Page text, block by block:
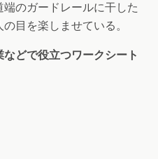
のガードレールに干した
目を楽しませている。
どで役立つワークシート